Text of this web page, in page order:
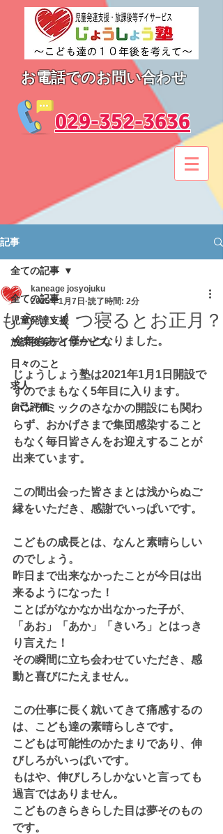
お電話でのお問い合わせ
​029-352-3636
記事
全ての記事
児童発達支援
放課後等デイサービス
日々のこと
求人
自己評価
全ての記事
もういくつ寝るとお正月？
kaneage josyojuku
2025年1月7日 読了時間: 2分
今年もあと僅かとなりました。
じょうしょう塾は2021年1月1日開設で
すのでまもなく5年目に入ります。
パンデミックのさなかの開設にも関わ
らず、おかげさまで集団感染すること
もなく毎日皆さんをお迎えすることが
出来ています。
この間出会った皆さまとは浅からぬご
縁をいただき、感謝でいっぱいです。
こどもの成長とは、なんと素晴らしい
のでしょう。
昨日まで出来なかったことが今日は出
来るようになった！
ことばがなかなか出なかった子が、
「あお」「あか」「きいろ」とはっき
り言えた！
その瞬間に立ち会わせていただき、感
動と喜びにたえません。
この仕事に長く就いてきて痛感するの
は、こども達の素晴らしさです。
こどもは可能性のかたまりであり、伸
びしろがいっぱいです。
もはや、伸びしろしかないと言っても
過言ではありません。
こどものきらきらした目は夢そのもの
です。